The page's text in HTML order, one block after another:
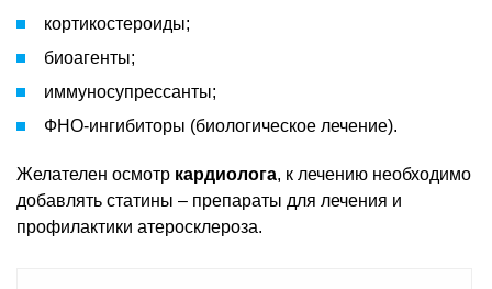
кортикостероиды;
биоагенты;
иммуносупрессанты;
ФНО-ингибиторы (биологическое лечение).
Желателен осмотр кардиолога, к лечению необходимо
добавлять статины – препараты для лечения и
профилактики атеросклероза.